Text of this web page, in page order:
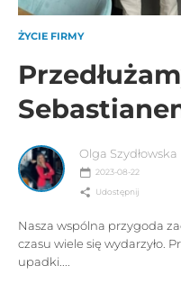
ŻYCIE FIRMY
Olga Szydłowska
2023-08-22
Udostępnij
Nasza wspólna przygoda
czasu wiele się wydarzyło.
upadki....